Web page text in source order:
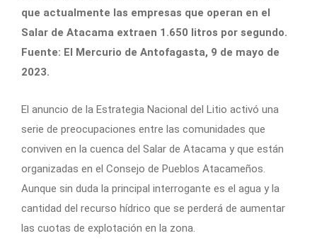
que actualmente las empresas que operan en el
Salar de Atacama extraen 1.650 litros por segundo.
Fuente: El Mercurio de Antofagasta, 9 de mayo de
2023.
El anuncio de la Estrategia Nacional del Litio activó una
serie de preocupaciones entre las comunidades que
conviven en la cuenca del Salar de Atacama y que están
organizadas en el Consejo de Pueblos Atacameños.
Aunque sin duda la principal interrogante es el agua y la
cantidad del recurso hídrico que se perderá de aumentar
las cuotas de explotación en la zona.